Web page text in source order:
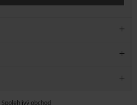
Spolehlivý obchod